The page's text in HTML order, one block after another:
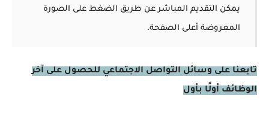
يمكن التقديم المباشر عن طريق الضغط على الصورة
المعروضة أعلى الصفحة.
تابعنا على وسائل التواصل الاجتماعي للحصول على آخر
الوظائف أولًا بأول